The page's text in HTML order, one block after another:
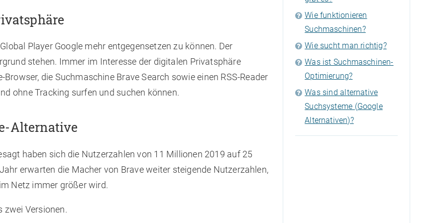
Player Google mehr entgegensetzen zu können. Der
stehen. Immer im Interesse der digitalen Privatsphäre
die Suchmaschine Brave Search sowie einen RSS-Reader
ohne Tracking surfen und suchen können.
Alternative
haben sich die Nutzerzahlen von 11 Millionen 2019 auf 25
erwarten die Macher von Brave weiter steigende Nutzerzahlen,
Netz immer größer wird.
zwei Versionen.
Wie funktionieren
Suchmaschinen?
Wie sucht man richtig?
Was ist Suchmaschinen-
Optimierung?
Was sind alternative
Suchsysteme (Google
Alternativen)?